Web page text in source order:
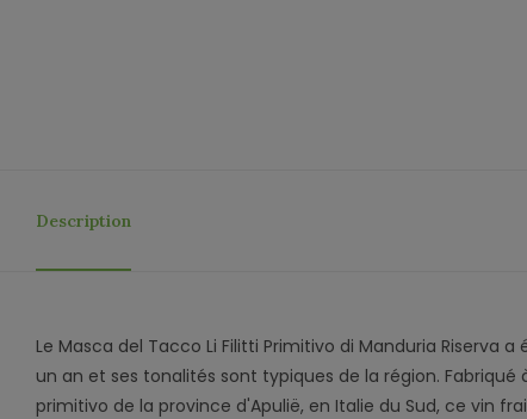
Description
Le Masca del Tacco Li Filitti Primitivo di Manduria Riserva
un an et ses tonalités sont typiques de la région. Fabriqué
primitivo de la province d'Apulië, en Italie du Sud, ce vin